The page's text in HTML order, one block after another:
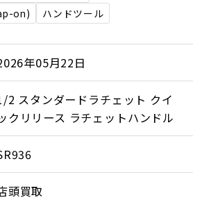
on)
ハンドツール
年05月22日
2 スタンダードラチェット クイ
クリリース ラチェットハンドル
頭買取